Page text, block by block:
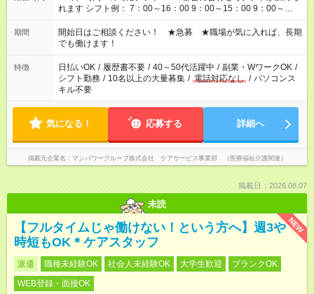
れます シフト例： 7：00～16：00 9：00～15：00 9：00～
18：00 11：00～20：00 など ※Wワークの場合、他のお仕事と
合わせ週40時間超の就業はご案内できません ※法令に基づき、
週20時間以上勤務は社会保険への加入対象となります ※労働者
派遣法（日雇い派遣の原則禁止）により、短時間・短期間の就
業はご案内が難しい場合があります
期間
開始日はご相談ください！ ★急募 ★職場が気に入れば、長期
でも働けます！
特徴 日払いOK / 履歴書不要 / 40～50代活躍中 / 副業・WワークOK /
シフト勤務 / 10名以上の大量募集 / 電話対応なし / パソコンス
キル不要
気になる！ 応募する 詳細へ
掲載元企業名 マンパワーグループ株式会社 ケアサービス事業部 （医療福祉介護関連）
掲載日：2026.08.07
未読
NEW
【フルタイムじゃ働けない！という方へ】週3や
時短もOK＊ケアスタッフ
派遣 職種未経験OK 社会人未経験OK 大学生歓迎
ブランクOK
WEB登録・面接OK